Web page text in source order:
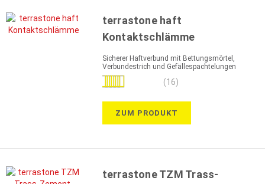
terrastone haft
Kontaktschlämme
Sicherer Haftverbund mit Bettungsmörtel,
Verbundestrich und Gefällespachtelungen
Bewertung:
(16)
ZUM PRODUKT
terrastone TZM Trass-